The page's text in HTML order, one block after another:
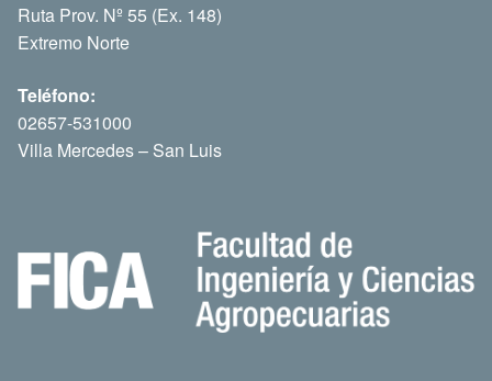
Ruta Prov. Nº 55 (Ex. 148)
Extremo Norte
Teléfono:
02657-531000
Villa Mercedes – San Luis